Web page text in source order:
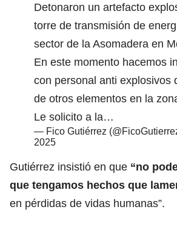
Detonaron un artefacto
torre de transmisión de
sector de la Asomadera en
En este momento hacemos
con personal anti explosivos
de otros elementos en la
Le solicito a la…
— Fico Gutiérrez
2025
Gutiérrez insistió en que “no
que tengamos hechos que
en pérdidas de vidas humanas”.